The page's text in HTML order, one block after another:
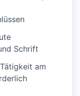
Schrift
am